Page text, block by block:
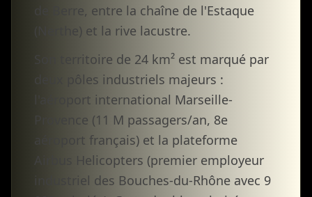
de Berre, entre la chaîne de l'Estaque
(Nerthe) et la rive lacustre.
Son territoire de 24 km² est marqué par
deux pôles industriels majeurs :
l'aéroport international Marseille-
Provence (11 M passagers/an, 8e
aéroport français) et la plateforme
Airbus Helicopters (premier employeur
industriel des Bouches-du-Rhône avec 9